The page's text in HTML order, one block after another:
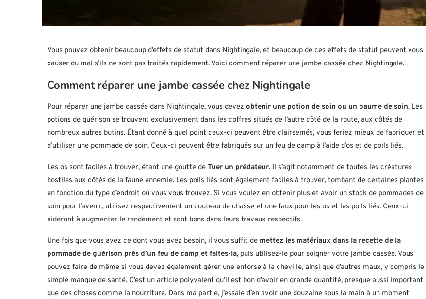
Vous pouvez obtenir beaucoup d’effets de statut dans Nightingale, et beaucoup de ces effets de statut peuvent vous
causer du mal s’ils ne sont pas traités rapidement. Voici comment réparer une jambe cassée chez Nightingale.
Comment réparer une jambe cassée chez Nightingale
Pour réparer une jambe cassée dans Nightingale, vous devez obtenir une potion de soin ou un baume de soin. Les
potions de guérison se trouvent exclusivement dans les coffres situés de l’autre côté de la route, aux côtés de
nombreux autres butins. Étant donné à quel point ceux-ci peuvent être clairsemés, vous feriez mieux de fabriquer et
d’utiliser une pommade de soin. Ceux-ci peuvent être fabriqués sur un feu de camp à l’aide d’os et de poils liés.
Les os sont faciles à trouver, étant une goutte de Tuer un prédateur. Il s’agit notamment de toutes les créatures
hostiles aux côtés de la faune ennemie. Les poils liés sont également faciles à trouver, tombant de certaines plantes
en fonction du type d’endroit où vous vous trouvez. Si vous voulez en obtenir plus et avoir un stock de pommades de
soin pour l’avenir, utilisez respectivement un couteau de chasse et une faux pour les os et les poils liés. Ceux-ci
aideront à augmenter le rendement et sont bons dans leurs travaux respectifs.
Une fois que vous avez ce dont vous avez besoin, il vous suffit de mettez les matériaux dans la recette de la
pommade de guérison près d’un feu de camp et faites-la, puis utilisez-le pour soigner votre jambe cassée. Vous
pouvez faire de même si vous devez également gérer une entorse à la cheville, ainsi que d’autres maux, y compris le
simple manque de santé. C’est un article polyvalent qu’il est bon d’avoir en grande quantité, presque aussi important
que des choses comme la nourriture. Dans ma partie, j’essaie d’en avoir une douzaine sous la main à un moment